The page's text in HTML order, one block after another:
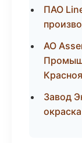
ПАО
АО
Завод